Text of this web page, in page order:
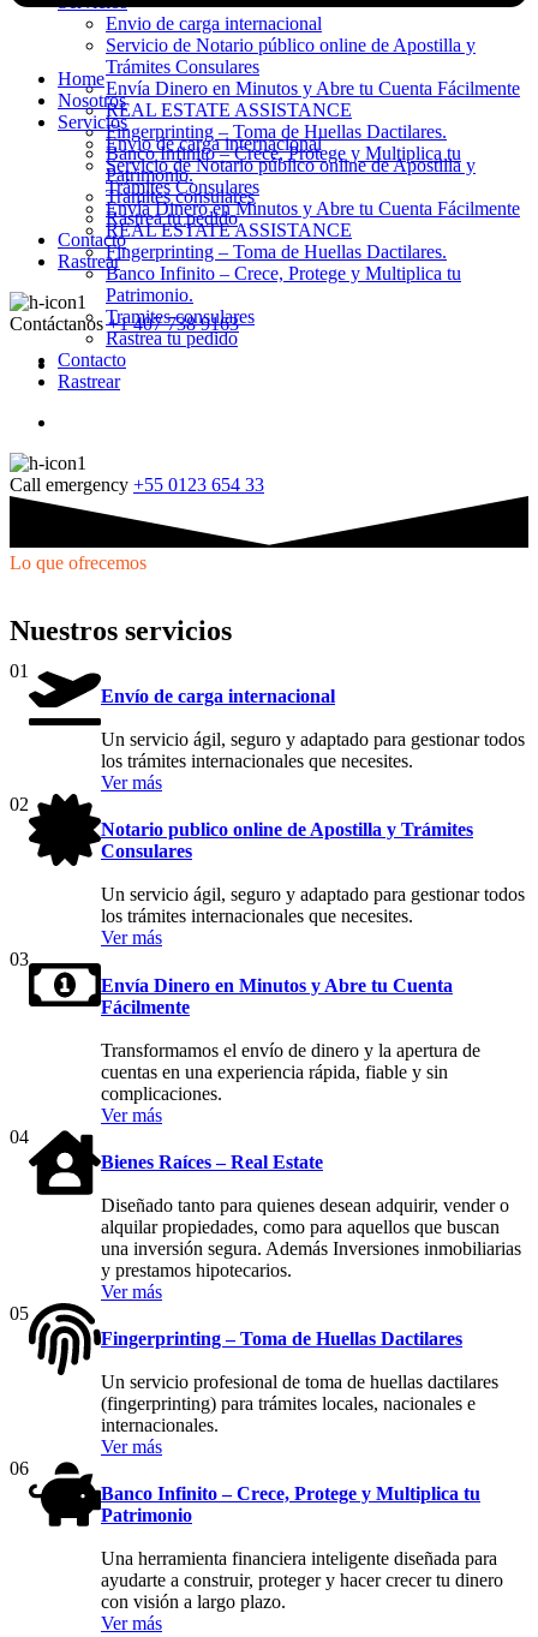
Envio de carga internacional
Servicio de Notario público online de Apostilla y
Trámites Consulares
Envía Dinero en Minutos y Abre tu Cuenta Fácilmente
REAL ESTATE ASSISTANCE
Fingerprinting – Toma de Huellas Dactilares.
Banco Infinito – Crece, Protege y Multiplica tu
Patrimonio.
Tramites consulares
Rastrea tu pedido
Contacto
Rastrear
Contáctanos +1 407 738 9163
Home
Nosotros
Servicios
Envio de carga internacional
Servicio de Notario público online de Apostilla y
Trámites Consulares
Envía Dinero en Minutos y Abre tu Cuenta Fácilmente
REAL ESTATE ASSISTANCE
Fingerprinting – Toma de Huellas Dactilares.
Banco Infinito – Crece, Protege y Multiplica tu
Patrimonio.
Tramites consulares
Rastrea tu pedido
Contacto
Rastrear
Call emergency +55 0123 654 33
Lo que ofrecemos
Nuestros servicios
01
Envío de carga internacional
Un servicio ágil, seguro y adaptado para gestionar todos
los trámites internacionales que necesites.
Ver más
02
Notario publico online de Apostilla y Trámites
Consulares
Un servicio ágil, seguro y adaptado para gestionar todos
los trámites internacionales que necesites.
Ver más
03
Envía Dinero en Minutos y Abre tu Cuenta
Fácilmente
Transformamos el envío de dinero y la apertura de
cuentas en una experiencia rápida, fiable y sin
complicaciones.
Ver más
04
Bienes Raíces – Real Estate
Diseñado tanto para quienes desean adquirir, vender o
alquilar propiedades, como para aquellos que buscan
una inversión segura. Además Inversiones inmobiliarias
y prestamos hipotecarios.
Ver más
05
Fingerprinting – Toma de Huellas Dactilares
Un servicio profesional de toma de huellas dactilares
(fingerprinting) para trámites locales, nacionales e
internacionales.
Ver más
06
Banco Infinito – Crece, Protege y Multiplica tu
Patrimonio
Una herramienta financiera inteligente diseñada para
ayudarte a construir, proteger y hacer crecer tu dinero
con visión a largo plazo.
Ver más